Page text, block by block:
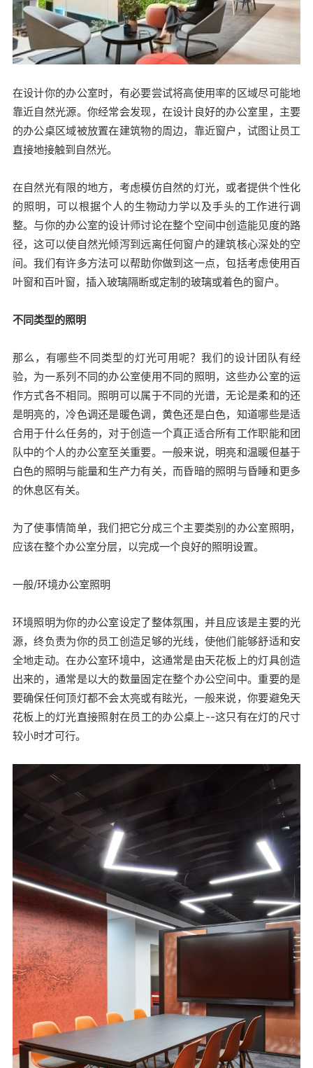
在设计你的办公室时，有必要尝试将高使用率的区域尽可能地
靠近自然光源。你经常会发现，在设计良好的办公室里，主要
的办公桌区域被放置在建筑物的周边，靠近窗户，试图让员工
直接地接触到自然光。
在自然光有限的地方，考虑模仿自然的灯光，或者提供个性化
的照明，可以根据个人的生物动力学以及手头的工作进行调
整。与你的办公室的设计师讨论在整个空间中创造能见度的路
径，这可以使自然光倾泻到远离任何窗户的建筑核心深处的空
间。我们有许多方法可以帮助你做到这一点，包括考虑使用百
叶窗和百叶窗，插入玻璃隔断或定制的玻璃或着色的窗户。
不同类型的照明
那么，有哪些不同类型的灯光可用呢？我们的设计团队有经
验，为一系列不同的办公室使用不同的照明，这些办公室的运
作方式各不相同。照明可以属于不同的光谱，无论是柔和的还
是明亮的，冷色调还是暖色调，黄色还是白色，知道哪些是适
合用于什么任务的，对于创造一个真正适合所有工作职能和团
队中的个人的办公室至关重要。一般来说，明亮和温暖但基于
白色的照明与能量和生产力有关，而昏暗的照明与昏睡和更多
的休息区有关。
为了使事情简单，我们把它分成三个主要类别的办公室照明，
应该在整个办公室分层，以完成一个良好的照明设置。
一般/环境办公室照明
环境照明为你的办公室设定了整体氛围，并且应该是主要的光
源，终负责为你的员工创造足够的光线，使他们能够舒适和安
全地走动。在办公室环境中，这通常是由天花板上的灯具创造
出来的，通常是以大的数量固定在整个办公空间中。重要的是
要确保任何顶灯都不会太亮或有眩光，一般来说，你要避免天
花板上的灯光直接照射在员工的办公桌上--这只有在灯的尺寸
较小时才可行。